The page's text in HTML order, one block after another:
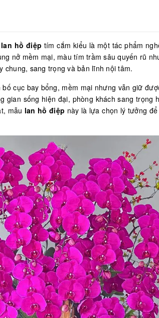
lan hồ điệp tím cắm kiểu là một tác phẩm
nở mềm mại, màu tím trầm sâu quyến rũ
chung, sang trọng và bản lĩnh nội tâm.
cục bay bổng, mềm mại nhưng vẫn giữ
sống hiện đại, phòng khách sang trọng
mẫu lan hồ điệp này là lựa chọn lý tưởng